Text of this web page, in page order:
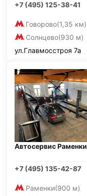
+7 (495) 125-38-41
Говорово(1,35 км)
Солнцево(930 м)
ул.Главмосстроя 7а
Автосервис Раменки
+7 (495) 135-42-87
Раменки(900 м)